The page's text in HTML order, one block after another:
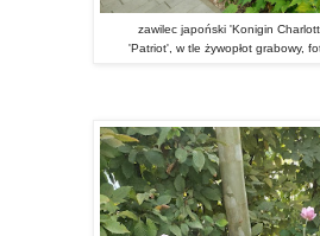
zawilec japoński 'Konigin
'Patriot', w tle żywopłot grabowy,